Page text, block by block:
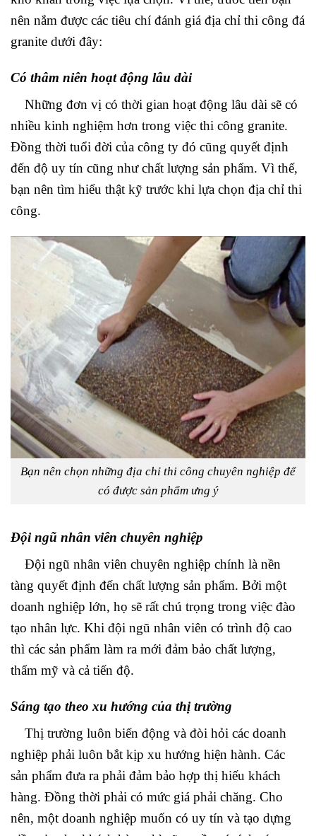
nên nắm được các tiêu chí đánh giá địa chỉ thi công đá
granite dưới đây:
Có thâm niên hoạt động lâu dài
Những đơn vị có thời gian hoạt động lâu dài sẽ có
nhiều kinh nghiệm hơn trong việc thi công granite.
Đồng thời tuổi đời của công ty đó cũng quyết định
đến độ uy tín cũng như chất lượng sản phẩm. Vì thế,
bạn nên tìm hiểu thật kỹ trước khi lựa chọn địa chỉ thi
công.
Bạn nên chọn những địa chỉ thi công chuyên nghiệp để
có được sản phẩm ưng ý
Đội ngũ nhân viên chuyên nghiệp
Đội ngũ nhân viên chuyên nghiệp chính là nền
tàng quyết định đến chất lượng sản phẩm. Bởi một
doanh nghiệp lớn, họ sẽ rất chú trọng trong việc đào
tạo nhân lực. Khi đội ngũ nhân viên có trình độ cao
thì các sản phẩm làm ra mới đảm bảo chất lượng,
thẩm mỹ và cả tiến độ.
Sáng tạo theo xu hướng của thị trường
Thị trường luôn biến động và đòi hỏi các doanh
nghiệp phải luôn bắt kịp xu hướng hiện hành. Các
sản phẩm đưa ra phải đảm bảo hợp thị hiếu khách
hàng. Đồng thời phải có mức giá phải chăng. Cho
nên, một doanh nghiệp muốn có uy tín và tạo dựng